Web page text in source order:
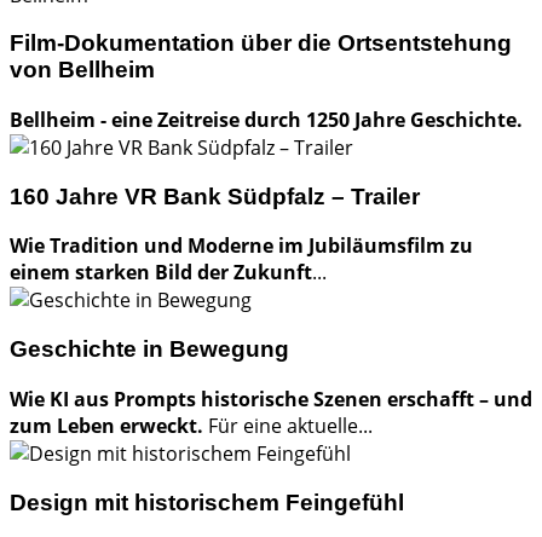
Film-Dokumentation über die Ortsentstehung
von Bellheim
Bellheim - eine Zeitreise durch 1250 Jahre Geschichte.
160 Jahre VR Bank Südpfalz – Trailer
Wie Tradition und Moderne im Jubiläumsfilm zu
einem starken Bild der Zukunft...
Geschichte in Bewegung
Wie KI aus Prompts historische Szenen erschafft – und
zum Leben erweckt. Für eine aktuelle...
Design mit historischem Feingefühl